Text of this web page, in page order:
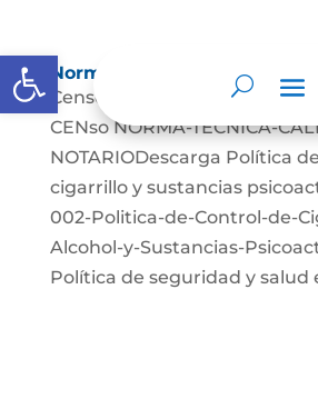
Abrir barra de herramientas
Normatividad
Censo Notarial CENSO-
CENso NORMA-TECNICA-
NOTARIODescarga Política
cigarrillo y sustancias
002-Politica-de-Control-de-
Alcohol-y-Sustancias-
Política de seguridad y salud